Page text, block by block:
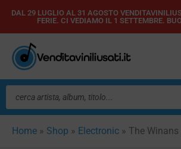
Vai
contenuto
DAL 29 LUGLIO AL 31 AGOSTO
FERIE. CI VEDIAMO IL 1 SETTEMBRE.
Ricerca
prodotti
Home » Shop » Electronic » The